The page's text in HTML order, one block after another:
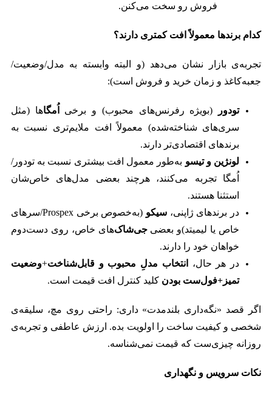
فروش رو سخت می‌کنن.
کدام برندها معمولاً افت کمتری دارند؟
تجربه‌ی بازار نشان می‌دهد (و البته وابسته به مدل/وضعیت/
جعبه‌کاغذ و زمان خرید و فروش است):
تودور (بویژه رفرنس‌های محبوب) و برخی اُمگا‌ها (مثل
سری‌های شناخته‌شده) معمولاً افت ملایم‌تری نسبت به
برندهای اقتصادی‌تر دارند.
لونژین و تیسو به‌طور معمول افت بیشتری نسبت به تودور/
اُمگا تجربه می‌کنند، هرچند بعضی مدل‌های خاص‌شان
استثنا هستند.
در برندهای ژاپنی، سیکو
(به‌خصوص برخی Prospex/سرهای
خاص یا لیمیتد)و بعضیجی‌شاک‌های خاص، روی دست‌دوم
خواهان خود را دارند.
در هر حال،
انتخاب مدلِ محبوب و قابل‌شناخت+وضعیت
تمیز+فول‌ست بودن کلید کنترل افت قیمت است.
اگر قصد «نگه‌داری بلندمدت» داری: راحتی روی مچ، سلیقه‌ی
شخصی و کیفیت ساخت را اولویت بده. ارزش عاطفی و تجربه‌ی
روزانه چیزی‌ست که قیمت نمی‌شناسه.
نکات سرویس و نگهداری